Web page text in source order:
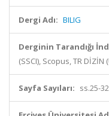
Dergi Adı: BILIG
Derginin Tarandığı
(SSCI), Scopus, TR DİZİN
Sayfa Sayıları: ss.25-32